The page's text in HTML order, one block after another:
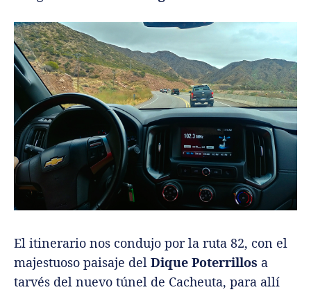
El itinerario nos condujo por la ruta 82, con el
majestuoso paisaje del Dique Poterrillos a
tarvés del nuevo túnel de Cacheuta, para allí